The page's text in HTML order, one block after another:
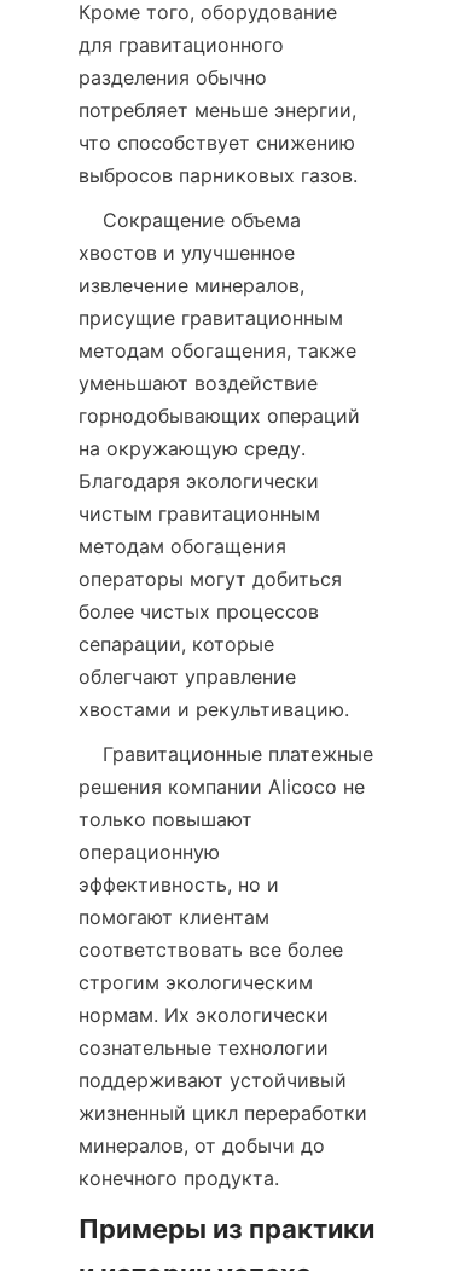
Кроме того, оборудование
для гравитационного
разделения обычно
потребляет меньше энергии,
что способствует снижению
хвостов и улучшенное
извлечение минералов,
присущие гравитационным
методам обогащения, также
уменьшают воздействие
горнодобывающих операций
на окружающую среду.
Благодаря экологически
чистым гравитационным
методам обогащения
операторы могут добиться
более чистых процессов
сепарации, которые
облегчают управление
решения компании Alicoco не
только повышают
операционную
эффективность, но и
помогают клиентам
соответствовать все более
строгим экологическим
нормам. Их экологически
сознательные технологии
поддерживают устойчивый
жизненный цикл переработки
минералов, от добычи до
Примеры из практики